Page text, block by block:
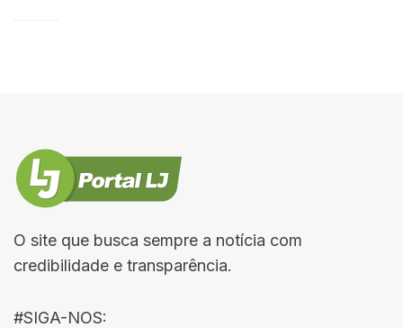
O site que busca sempre a notícia com
credibilidade e transparência.
#SIGA-NOS: